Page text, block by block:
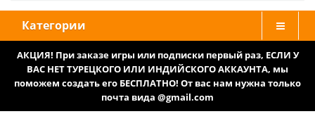
Категории
АКЦИЯ! При заказе игры или подписки первый раз, ЕСЛИ У
ВАС НЕТ ТУРЕЦКОГО ИЛИ ИНДИЙСКОГО АККАУНТА, мы
поможем создать его БЕСПЛАТНО! От вас нам нужна только
почта вида @gmail.com